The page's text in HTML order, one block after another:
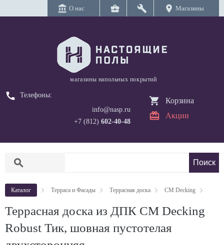
account_balance О нас business_center build location_on Магазины
магазины напольных покрытий
call
Телефоны:
info@nasp.ru
+7 (812) 602-40-48
Корзина
Акции
search
Каталог Терраса и Фасады Террасная доска CM Decking
Террасная доска из ДПК CM Decking
Robust Тик, шовная пустотелая